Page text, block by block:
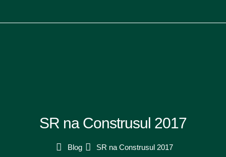
SR na Construsul 2017
Blog SR na Construsul 2017